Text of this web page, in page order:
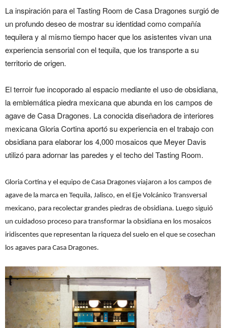
La inspiración para el Tasting Room de Casa Dragones surgió de
un profundo deseo de mostrar su identidad como compañía
tequilera y al mismo tiempo hacer que los asistentes vivan una
experiencia sensorial con el tequila, que los transporte a su
territorio de origen.
El terroir fue incoporado al espacio mediante el uso de obsidiana,
la emblemática piedra mexicana que abunda en los campos de
agave de Casa Dragones. La conocida diseñadora de interiores
mexicana Gloria Cortina aportó su experiencia en el trabajo con
obsidiana para elaborar los 4,000 mosaicos que Meyer Davis
utilizó para adornar las paredes y el techo del Tasting Room.
Gloria Cortina y el equipo de Casa Dragones viajaron a los campos de
agave de la marca en Tequila, Jalisco, en el Eje Volcánico Transversal
mexicano, para recolectar grandes piedras de obsidiana. Luego siguió
un cuidadoso proceso para transformar la obsidiana en los mosaicos
iridiscentes que representan la riqueza del suelo en el que se cosechan
los agaves para Casa Dragones.